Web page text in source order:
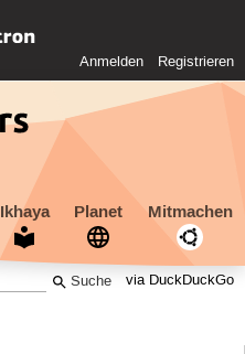
Anmelden Registrieren
Ikhaya Planet Mitmachen
via DuckDuckGo